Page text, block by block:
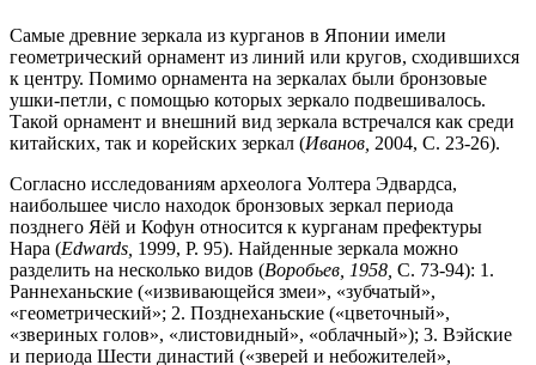
Самые древние зеркала из курганов в Японии имели
геометрический орнамент из линий или кругов, сходившихся
к центру. Помимо орнамента на зеркалах были бронзовые
ушки-петли, с помощью которых зеркало подвешивалось.
Такой орнамент и внешний вид зеркала встречался как среди
китайских, так и корейских зеркал (Иванов, 2004, C. 23-26).
Согласно исследованиям археолога Уолтера Эдвардса,
наибольшее число находок бронзовых зеркал периода
позднего Яёй и Кофун относится к курганам префектуры
Нара (Edwards 1999, P. 95). Найденные зеркала можно
разделить на несколько видов (Воробьев, 1958, C. 73-94): 1.
Раннеханьские («извивающейся змеи», «зубчатый»,
«геометрический»; 2. Позднеханьские («цветочный»,
«звериных голов», «листовидный», «облачный»); 3. Вэйские
и периода Шести династий («зверей и небожителей»,